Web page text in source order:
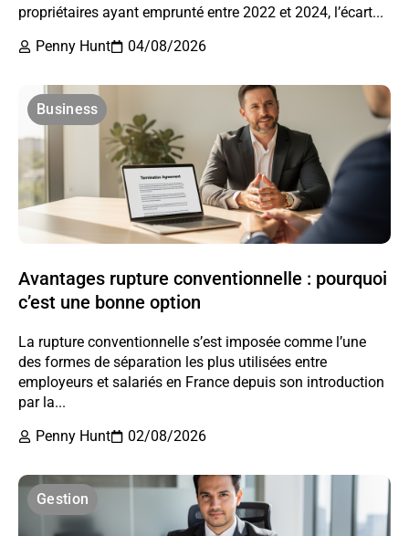
propriétaires ayant emprunté entre 2022 et 2024, l’écart...
Penny Hunt
04/08/2026
Business
Avantages rupture conventionnelle : pourquoi
c’est une bonne option
La rupture conventionnelle s’est imposée comme l’une
des formes de séparation les plus utilisées entre
employeurs et salariés en France depuis son introduction
par la...
Penny Hunt
02/08/2026
Gestion